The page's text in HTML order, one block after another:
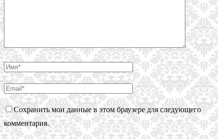
Сохранить мои данные в этом браузере для следующего
комментария.